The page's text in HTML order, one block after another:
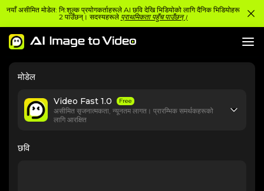
नयाँ असीमित मोडेल: नि:शुल्क प्रयोगकर्ताहरूले AI छवि देखि भिडियोको लागि दैनिक भिडियोहरू
2 पाउँछन्। सदस्यहरूले प्राथमिकता पहुँच पाउँछन्।
मोडेल
Video Fast 1.0 Free
असीमित सृजनात्मकता, न्यूनतम लागत। प्रारम्भिक समर्थकहरूको
लागि आरक्षित
छवि